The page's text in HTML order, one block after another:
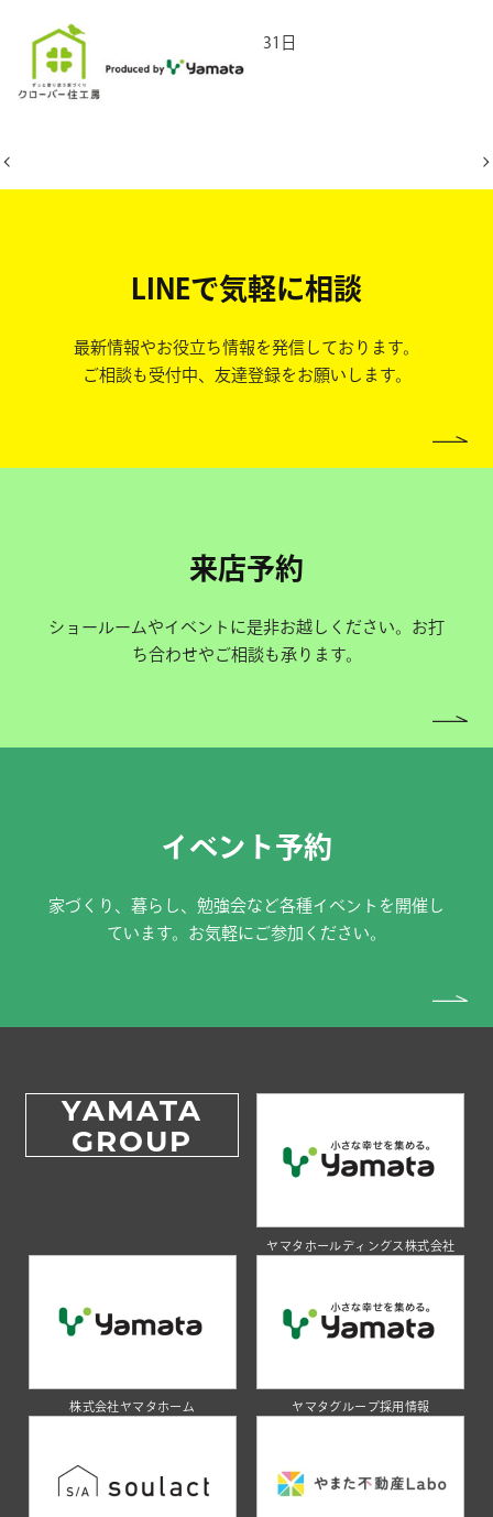
2025年7月31日
LINEで気軽に相談
最新情報やお役立ち情報を発信しております。
ご相談も受付中、友達登録をお願いします。
来店予約
ショールームやイベントに是非お越しください。お打
ち合わせやご相談も承ります。
イベント予約
家づくり、暮らし、勉強会など各種イベントを開催し
ています。お気軽にご参加ください。
YAMATA
GROUP
ヤマタホールディングス株式会社
株式会社ヤマタホーム ヤマタグループ採用情報